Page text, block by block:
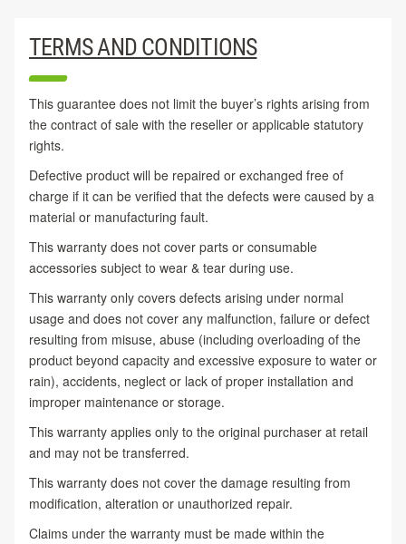
TERMS AND CONDITIONS
This guarantee does not limit the buyer’s rights arising from
the contract of sale with the reseller or applicable statutory
rights.
Defective product will be repaired or exchanged free of
charge if it can be verified that the defects were caused by a
material or manufacturing fault.
This warranty does not cover parts or consumable
accessories subject to wear & tear during use.
This warranty only covers defects arising under normal
usage and does not cover any malfunction, failure or defect
resulting from misuse, abuse (including overloading of the
product beyond capacity and excessive exposure to water or
rain), accidents, neglect or lack of proper installation and
improper maintenance or storage.
This warranty applies only to the original purchaser at retail
and may not be transferred.
This warranty does not cover the damage resulting from
modification, alteration or unauthorized repair.
Claims under the warranty must be made within the